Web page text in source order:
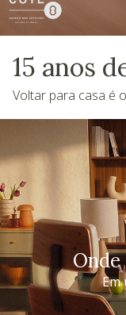
15 anos
Voltar para casa é
Onde
Em